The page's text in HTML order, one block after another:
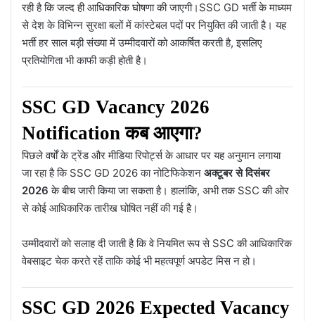
रही है कि जल्द ही आधिकारिक घोषणा की जाएगी।SSC GD भर्ती के माध्यम
से देश के विभिन्न सुरक्षा बलों में कांस्टेबल पदों पर नियुक्ति की जाती है। यह
भर्ती हर साल बड़ी संख्या में उम्मीदवारों को आकर्षित करती है, इसलिए
प्रतियोगिता भी काफी कड़ी होती है।
SSC GD Vacancy 2026
Notification कब आएगा?
पिछले वर्षों के ट्रेंड और मीडिया रिपोर्ट्स के आधार पर यह अनुमान लगाया
जा रहा है कि SSC GD 2026 का नोटिफिकेशनअक्टूबर से दिसंबर
2026 के बीच जारी किया जा सकता है। हालांकि, अभी तक SSC की ओर
से कोई आधिकारिक तारीख घोषित नहीं की गई है।
उम्मीदवारों को सलाह दी जाती है कि वे नियमित रूप से SSC की आधिकारिक
वेबसाइट चेक करते रहें ताकि कोई भी महत्वपूर्ण अपडेट मिस न हो।
SSC GD 2026 Expected Vacancy